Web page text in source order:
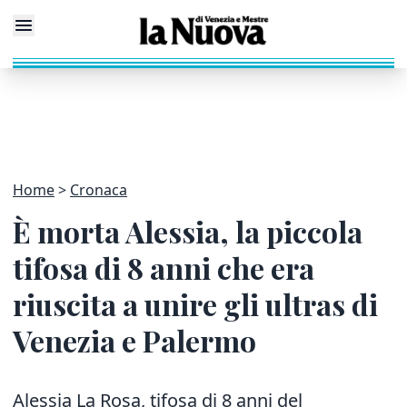
Home Cronaca
È morta Alessia, la piccola
tifosa di 8 anni che era
riuscita a unire gli ultras di
Venezia e Palermo
Alessia La Rosa, tifosa di 8 anni del